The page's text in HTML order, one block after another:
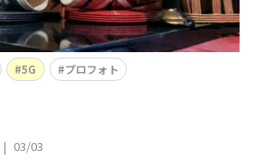
5G
プロフォト
| 03/03